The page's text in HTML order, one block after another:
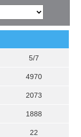
5/7
4970
2073
1888
22